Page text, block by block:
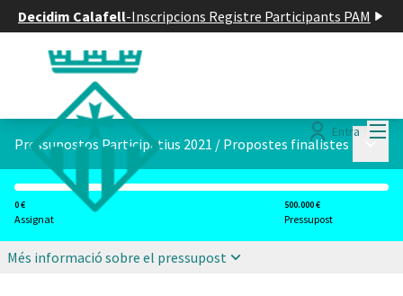
Decidim Calafell-Inscripcions Registre Participants PAM
Entra
Pressupostos Participatius 2021 / Propostes finalistes
0 €
Assignat
500.000 €
Pressupost
Més informació sobre el pressupost